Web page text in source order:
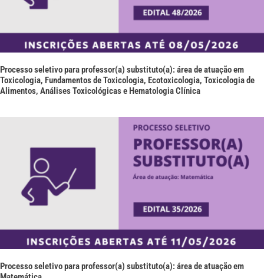
Processo seletivo para professor(a) substituto(a): área de atuação em
Toxicologia, Fundamentos de Toxicologia, Ecotoxicologia, Toxicologia de
Alimentos, Análises Toxicológicas e Hematologia Clínica
Processo seletivo para professor(a) substituto(a): área de atuação em